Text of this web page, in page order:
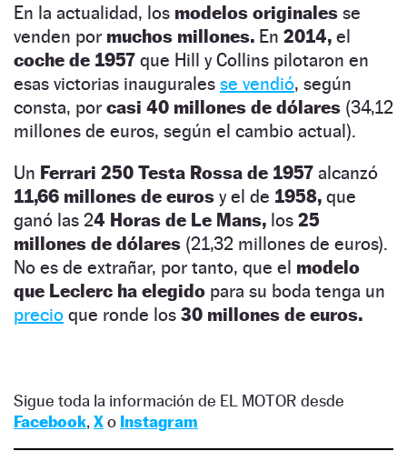
En la actualidad, los modelos originales se
venden por muchos millones. En 2014, el
coche de 1957 que Hill y Collins pilotaron en
esas victorias inaugurales se vendió, según
consta, por casi 40 millones de dólares (34,12
millones de euros, según el cambio actual).
Un Ferrari 250 Testa Rossa de 1957 alcanzó
11,66 millones de euros y el de 1958, que
ganó las 24 Horas de Le Mans, los 25
millones de dólares (21,32 millones de euros).
No es de extrañar, por tanto, que el modelo
que Leclerc ha elegido para su boda tenga un
precio que ronde los 30 millones de euros.
Sigue toda la información de EL MOTOR desde
Facebook, Xo Instagram